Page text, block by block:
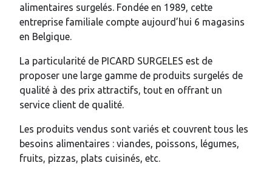
alimentaires surgelés. Fondée en 1989, cette
entreprise familiale compte aujourd’hui 6 magasins
en Belgique.
La particularité de PICARD SURGELES est de
proposer une large gamme de produits surgelés de
qualité à des prix attractifs, tout en offrant un
service client de qualité.
Les produits vendus sont variés et couvrent tous les
besoins alimentaires : viandes, poissons, légumes,
fruits, pizzas, plats cuisinés, etc.